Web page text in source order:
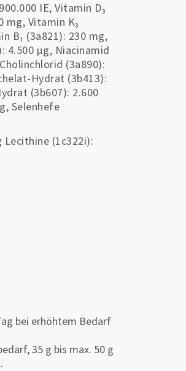
IE, Vitamin D₃
mg, Vitamin K₃
B₁ (3a821): 230 mg,
4.500 µg, Niacinamid
(3a890):
Hydrat (3b413):
(3b607): 2.600
Selenhefe
(1c322i):
bei erhöhtem Bedarf
35 g bis max. 50 g